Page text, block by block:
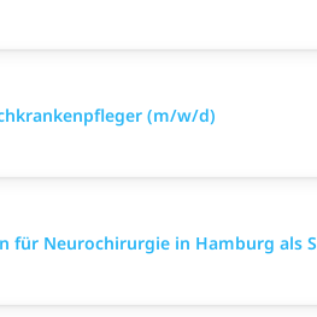
(m/w/d)
für Neurochirurgie in Hamburg als